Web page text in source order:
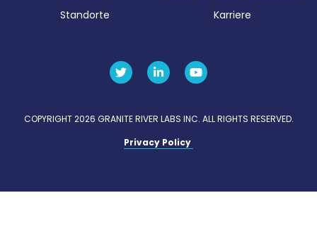
Standorte
Karriere
COPYRIGHT 2026 GRANITE RIVER LABS INC. ALL RIGHTS RESERVED.
Privacy Policy